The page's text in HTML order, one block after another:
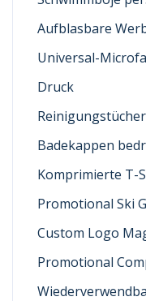
Aufblasbare
Universal-
Druck
Badekappen
Komprimierte T-
Promotional Ski
Custom Logo
Promotional